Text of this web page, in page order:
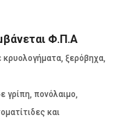
Φ.Π.Α
ξερόβηχα,
γρίπη, πονόλαιμο,
και